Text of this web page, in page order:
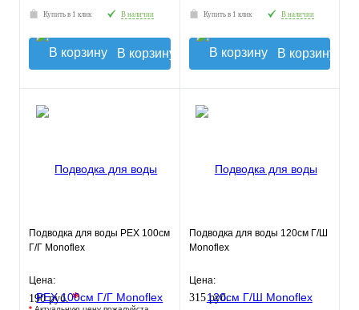
Купить в 1 клик В наличии
В корзину
Купить в 1 клик В наличии
В корзину
Подводка для воды РЕХ 100см
Г/Г Monoflex
Цена:
190 руб.*
Подводка для воды 120см Г/Ш
Monoflex
Цена:
315 руб.